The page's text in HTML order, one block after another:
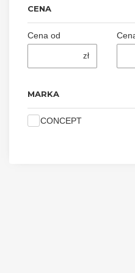
CENA
Cena od
zł
MARKA
MarkaCONCEPT